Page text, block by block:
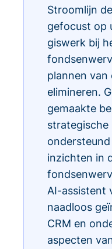
Stroomlijn
gefocust op
giswerk bij
plannen
elimineren.
gemaakte
strategische
inzichten in
AI-assistent
naadloos
CRM en
aspecten